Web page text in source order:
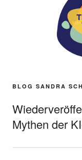
BLOG SANDRA
Mythen der